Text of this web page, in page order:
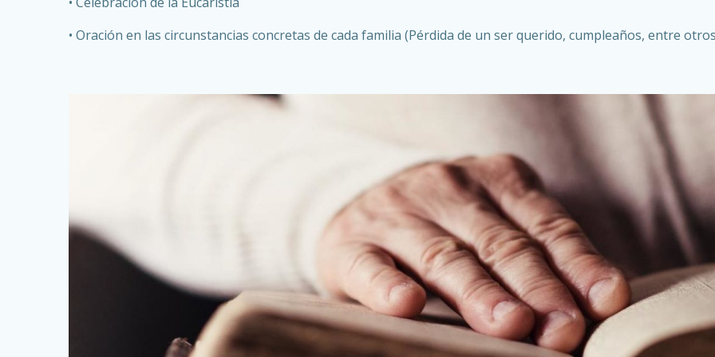
• Oración en las circunstancias concretas de cada familia (Pérdida de un ser querido, cumpleaños, entre